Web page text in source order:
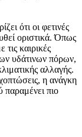
ότι οι φετινές
οριστικά. Όπως
καιρικές
υδάτινων πόρων,
αλλαγής.
η ανάγκη
παραμένει πιο